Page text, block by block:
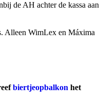
de AH achter de kassa aan
Alleen WimLex en Máxima
biertjeopbalkon het